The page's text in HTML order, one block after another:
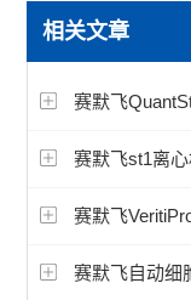
赛默飞PowerFlex
赛默飞超微量分光
洁净工作台
宏石实时荧光定量
BioRad伯乐PTC
相关文章
赛默飞
赛默飞st1离
赛默飞VeritiPro
赛默飞自动细